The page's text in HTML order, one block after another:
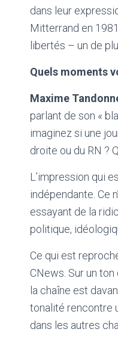
dans leur
Mitterrand en
libertés – un de
Quels moments
Maxime
parlant de son «
imaginez si une
droite ou du RN ?
L’impression qui
indépendante. Ce
essayant de la
politique,
Ce qui est
CNews. Sur un
la chaîne est
tonalité rencontre
dans les autres